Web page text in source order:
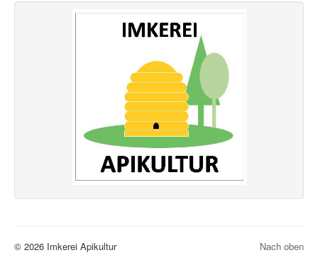
Nach oben
© 2026 Imkerei Apikultur